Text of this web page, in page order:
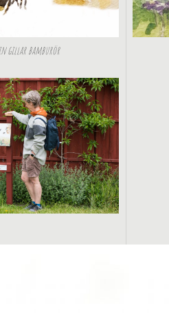
gillar bamburör